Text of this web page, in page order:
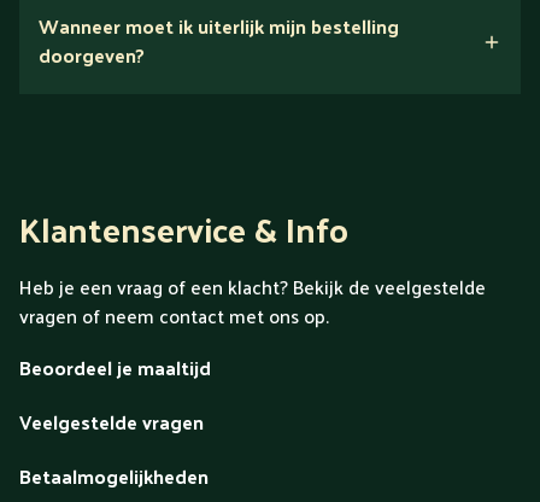
Ontdek alles over Gold
Wanneer moet ik uiterlijk mijn bestelling
doorgeven?
Klantenservice & Info
Heb je een vraag of een klacht? Bekijk de veelgestelde
vragen of neem contact met ons op.
Beoordeel je maaltijd
Veelgestelde vragen
Betaalmogelijkheden